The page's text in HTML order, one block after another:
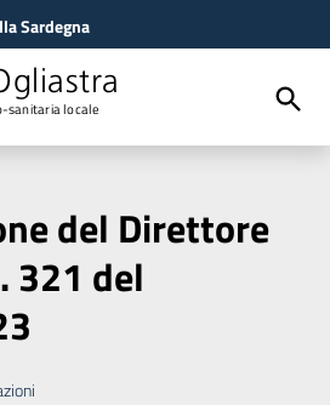
Sardegna
sanitaria locale
del Direttore
321 del